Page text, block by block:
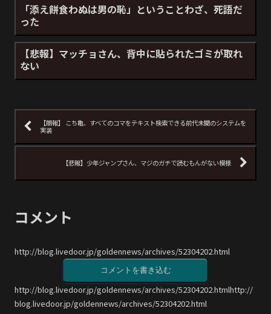
「添え餅食わぬは男の恥」ということわざ、死語だ
った
【悲報】マッチョさん、背中に貼られたゴミが取れ
ない
【朗報】 こち亀、すべてのコマをテキスト検索できる前代未聞のシステムを
実装
【悲報】少年ジャンプさん、マジのガチで読むもんがない模様
コメント
http://blog.livedoor.jp/goldennews/archives/52304202.html
コメントを書き込む
http://blog.livedoor.jp/goldennews/archives/52304202.htmlhttp://
blog.livedoor.jp/goldennews/archives/52304202.html